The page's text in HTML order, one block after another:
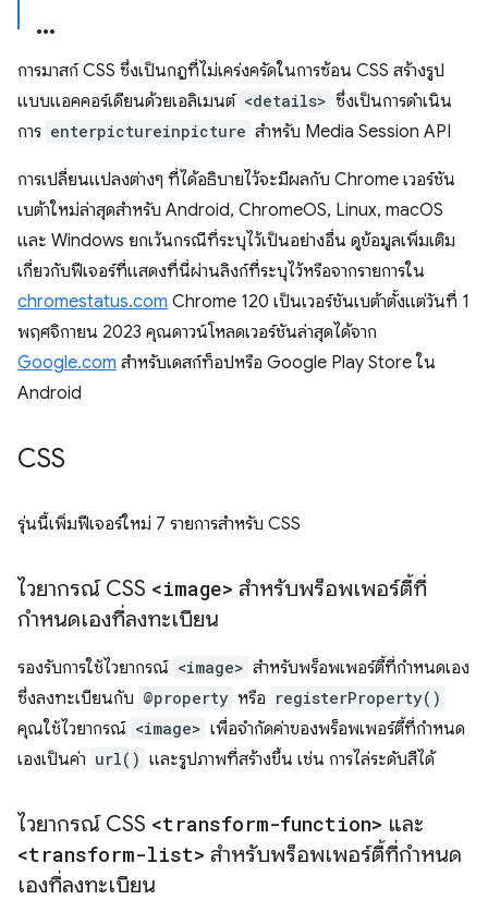
การมาสก์ CSS ซึ่งเป็นกฎที่ไม่เคร่งครัดในการซ้อน CSS สร้างรูป
แบบแอคคอร์เดียนด้วยเอลิเมนต์ <details> ซึ่งเป็นการดำเนิน
การ enterpictureinpicture สำหรับ Media Session API
การเปลี่ยนแปลงต่างๆ ที่ได้อธิบายไว้จะมีผลกับ Chrome เวอร์ชัน
เบต้าใหม่ล่าสุดสำหรับ Android, ChromeOS, Linux, macOS
และ Windows ยกเว้นกรณีที่ระบุไว้เป็นอย่างอื่น ดูข้อมูลเพิ่มเติม
เกี่ยวกับฟีเจอร์ที่แสดงที่นี่ผ่านลิงก์ที่ระบุไว้หรือจากรายการใน
chromestatus.com Chrome 120 เป็นเวอร์ชันเบต้าตั้งแต่วันที่ 1
พฤศจิกายน 2023 คุณดาวน์โหลดเวอร์ชันล่าสุดได้จาก
Google.com สำหรับเดสก์ท็อปหรือ Google Play Store ใน
Android
CSS
รุ่นนี้เพิ่มฟีเจอร์ใหม่ 7 รายการสำหรับ CSS
ไวยากรณ์ CSS <image> สำหรับพร็อพเพอร์ตี้ที่
กำหนดเองที่ลงทะเบียน
รองรับการใช้ไวยากรณ์ <image> สำหรับพร็อพเพอร์ตี้ที่กำหนดเอง
ซึ่งลงทะเบียนกับ @property หรือ registerProperty()
คุณใช้ไวยากรณ์ <image> เพื่อจำกัดค่าของพร็อพเพอร์ตี้ที่กำหนด
เองเป็นค่า url() และรูปภาพที่สร้างขึ้น เช่น การไล่ระดับสีได้
ไวยากรณ์ CSS <transform-function> และ
<transform-list> สำหรับพร็อพเพอร์ตี้ที่กำหนด
เองที่ลงทะเบียน